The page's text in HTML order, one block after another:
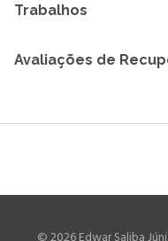
Trabalhos
Avaliações de
© 2026 Edwar Saliba